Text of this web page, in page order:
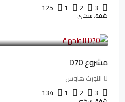
3
2
1
125
شقة, سكني
3,510,800LE
مشروع D70
النورث هاوس
3
2
1
134